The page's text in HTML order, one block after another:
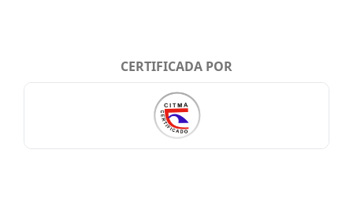
CERTIFICADA POR